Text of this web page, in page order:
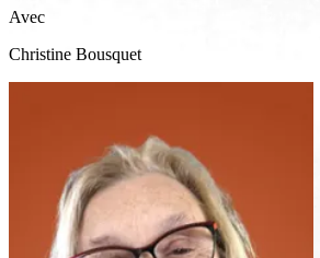
Avec
Christine Bousquet